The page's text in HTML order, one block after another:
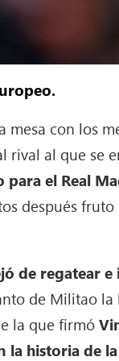
mesa con los
rival al que se
el Real
después fruto
de regatear
de Militao la
la que firmó
historia de la